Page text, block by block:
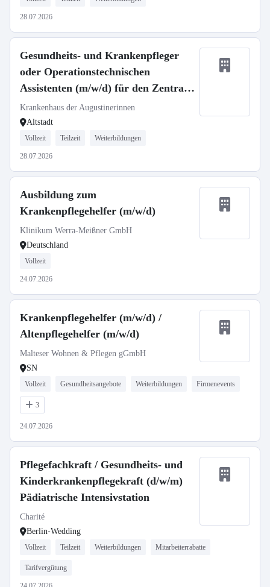
28.07.2026
Gesundheits- und Krankenpfleger
oder Operationstechnischen
Assistenten (m/w/d) für den Zentral
OP - Neuaufbau unserer Flexidienste
Krankenhaus der Augustinerinnen
Altstadt
Vollzeit Teilzeit Weiterbildungen
28.07.2026
Ausbildung zum
Krankenpflegehelfer (m/w/d)
Klinikum Werra-Meißner GmbH
Deutschland
Vollzeit
24.07.2026
Krankenpflegehelfer (m/w/d) /
Altenpflegehelfer (m/w/d)
Malteser Wohnen & Pflegen gGmbH
SN
Vollzeit Gesundheitsangebote Weiterbildungen Firmenevents
3
24.07.2026
Pflegefachkraft / Gesundheits- und
Kinderkrankenpflegekraft (d/w/m)
Pädiatrische Intensivstation
Charité
Berlin-Wedding
Vollzeit Teilzeit Weiterbildungen Mitarbeiterrabatte
Tarifvergütung